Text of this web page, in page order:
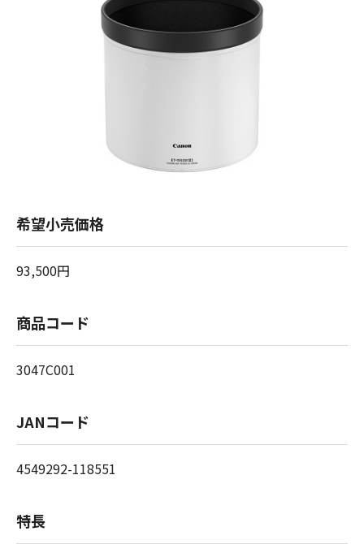
希望小売価格
93,500円
商品コード
3047C001
JANコード
4549292-118551
特長